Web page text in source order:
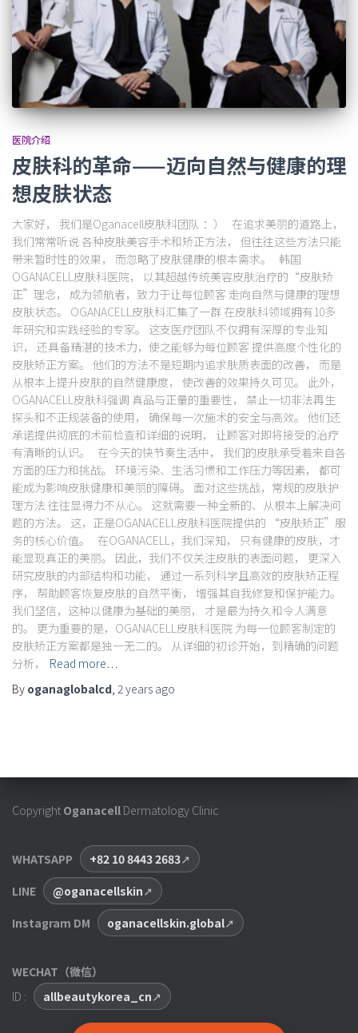
医院介绍
皮肤科的革命——迈向自然与健康的理
想皮肤状态
大家好， 我们是Oganacell皮肤科团队 ：） 在追求美丽的道路上，
我们常常听说 各种皮肤美容手术和矫正方法， 但往往这些方法只能
带来暂时性的效果， 而忽略了皮肤健康的根本需求。 韩国
OGANACELL皮肤科医院， 以其超越传统美容皮肤治疗的“皮肤矫
正”理念， 成为领航者，致力于让每位顾客 走向自然与健康的理想
皮肤状态。 OGANACELL皮肤科汇集了一群 在皮肤科领域拥有10多
年研究和实践经验的专家。 这支医疗团队不仅拥有深厚的专业知
识， 还具备精湛的技术力，使之能够为每位顾客 提供高度个性化的
皮肤矫正方案。 他们的方法不是短期内追求肤质表面的改善， 而是
从根本上提升皮肤的自然健康度， 使改善的效果持久可见。 此外，
OGANACELL皮肤科强调 真品与正量的重要性， 禁止一切非法再生
探头和不正规装备的使用， 确保每一次施术的安全与高效。 他们还
承诺提供彻底的术前检查和详细的说明， 让顾客对即将接受的治疗
有清晰的认识。 在今天的快节奏生活中， 我们的皮肤承受着来自各
方面的压力和挑战。 环境污染、生活习惯和工作压力等因素， 都可
能成为影响皮肤健康和美丽的障碍。 面对这些挑战，常规的皮肤护
理方法 往往显得力不从心。 这就需要一种全新的、从根本上解决问
题的方法。 这，正是OGANACELL皮肤科医院提供的 “皮肤矫正”服
务的核心价值。 在OGANACELL，我们深知， 只有健康的皮肤，才
能显现真正的美丽。 因此，我们不仅关注皮肤的表面问题， 更深入
研究皮肤的内部结构和功能， 通过一系列科学且高效的皮肤矫正程
序， 帮助顾客恢复皮肤的自然平衡， 增强其自我修复和保护能力。
我们坚信，这种以健康为基础的美丽， 才是最为持久和令人满意
的。 更为重要的是，OGANACELL皮肤科医院 为每一位顾客制定的
皮肤矫正方案都是独一无二的。 从详细的初诊开始，到精确的问题
分析，
Read more…
By oganaglobalcd 2 years ago
Copyright Oganacell Dermatology Clinic
WHATSAPP
+82 10 8443 2683
LINE
@oganacellskin
Instagram DM
oganacellskin.global
WECHAT（微信）
ID :
allbeautykorea_cn